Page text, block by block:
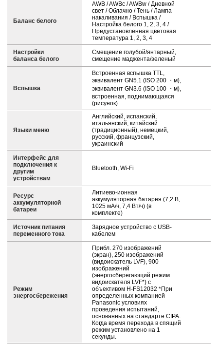
Баланс белого
AWB / AWBc / AWBw / Дневной
свет / Облачно / Тень / Лампа
накаливания / Вспышка /
Настройка белого 1, 2, 3, 4 /
Предустановленная цветовая
температура 1, 2, 3, 4
Настройки
баланса белого
Смещение голубой/янтарный,
смещение маджента/зеленый
Вспышка
Встроенная вспышка TTL,
эквивалент GN5.1 (ISO 200 ・м),
эквивалент GN3.6 (ISO 100 ・м),
встроенная, поднимающаяся
(рисунок)
Языки меню
Английский, испанский,
итальянский, китайский
(традиционный), немецкий,
русский, французский,
украинский
Интерфейс для
подключения к
другим
устройствам
Bluetooth, Wi-Fi
Ресурс
аккумуляторной
батареи
Литиево-ионная
аккумуляторная батарея (7,2 В,
1025 мА/ч, 7,4 Вт/ч) (в
комплекте)
Источник питания
переменного тока
Зарядное устройство с USB-
кабелем
Режим
энергосбережения
Прибл. 270 изображений
(экран), 250 изображений
(видоискатель LVF), 900
изображений
(энергосберегающий режим
видоискателя LVF*) с
объективом H-FS12032 *При
определенных компанией
Panasonic условиях
проведения испытаний,
основанных на стандарте CIPA.
Когда время перехода в спящий
режим установлено на 1
секунды.